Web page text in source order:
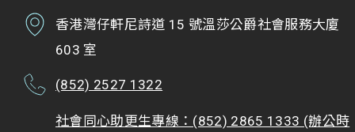
香港灣仔軒尼詩道 15 號溫莎公爵社會服務大廈
603 室
(852) 2527 1322
社會同心助更生專線：(852) 2865 1333 (辦公時